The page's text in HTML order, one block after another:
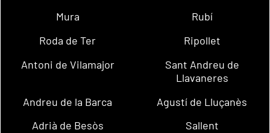
Mura
Rubí
Roda de Ter
Ripollet
Antoni de Vilamajor
Sant Andreu de
Llavaneres
Andreu de la Barca
Agustí de Lluçanès
Adrià de Besòs
Sallent